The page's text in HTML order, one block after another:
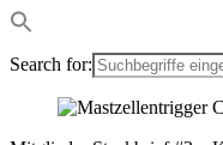
Search for: